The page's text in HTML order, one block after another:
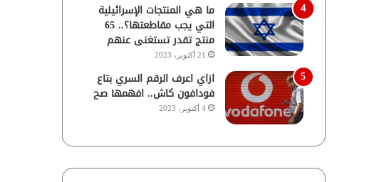
ما هي المنتجات الإسرائيلية
التي يجب مقاطعتها؟.. 65
منتج تقدر تستغنى عنهم
21 أكتوبر، 2023
ازاي اعرف الرقم السري بتاع
فودافون كاش.. افهمها صح
4 أكتوبر، 2023